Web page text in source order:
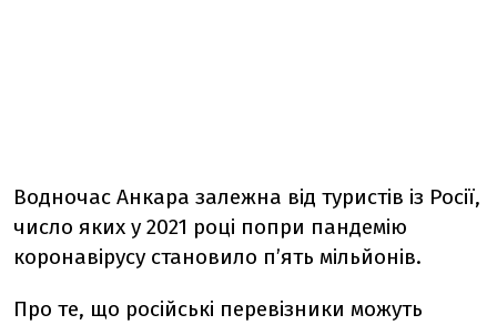
Водночас Анкара залежна від туристів із Росії,
число яких у 2021 році попри пандемію
коронавірусу становило п’ять мільйонів.
Про те, що російські перевізники можуть